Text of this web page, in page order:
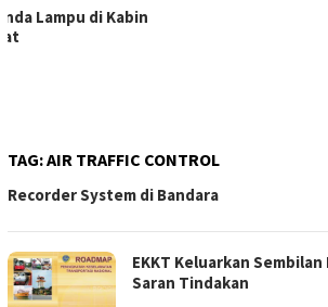
Larang
TAG:AIR TRAFFIC CONTROL
Recorder System di Bandara
EKKT Keluarkan
Saran Tindakan